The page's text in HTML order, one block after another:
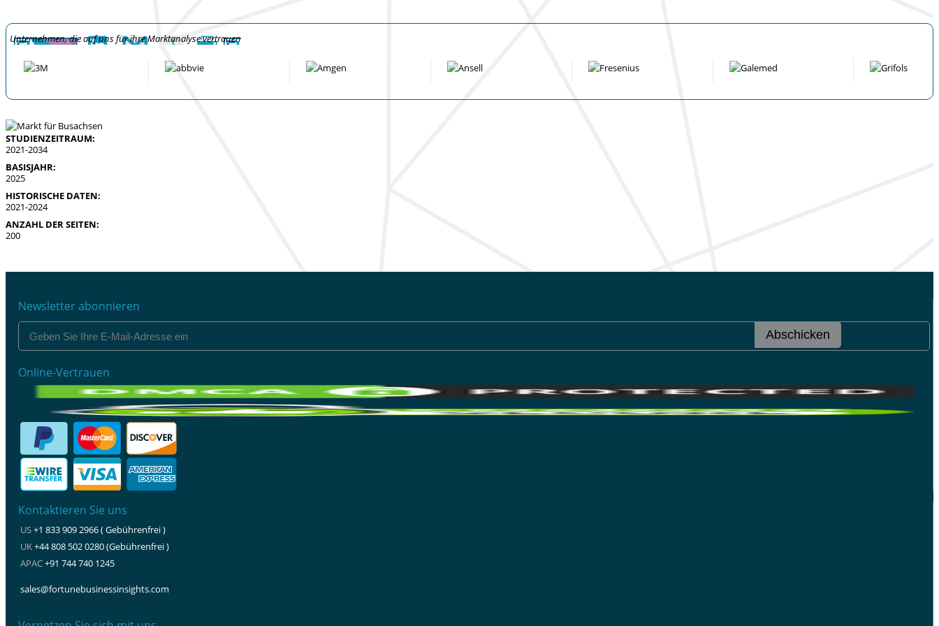
Unternehmen, die auf uns für ihre Marktanalyse vertrauen
STUDIENZEITRAUM:
2021-2034
BASISJAHR:
2025
HISTORISCHE DATEN:
2021-2024
ANZAHL DER SEITEN:
200
Newsletter abonnieren
Abschicken
Online-Vertrauen
Kontaktieren Sie uns
US+1 833 909 2966 ( Gebührenfrei )
UK+44 808 502 0280 (Gebührenfrei )
APAC+91 744 740 1245
sales@fortunebusinessinsights.com